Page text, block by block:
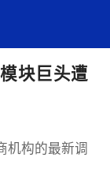
块巨头遭
机构的最新调